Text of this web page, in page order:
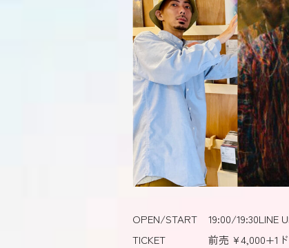
OPEN/START 19:00/19:30LINE
TICKET
前売 ¥4,000+1